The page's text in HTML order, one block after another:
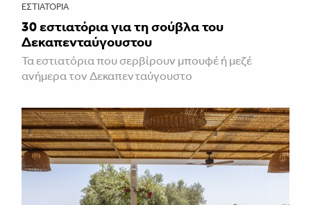
ΕΣΤΙΑΤΌΡΙΑ
30 εστιατόρια για τη σούβλα του
Δεκαπενταύγουστου
Τα εστιατόρια που σερβίρουν μπουφέ ή μεζέ
ανήμερα τον Δεκαπενταύγουστο